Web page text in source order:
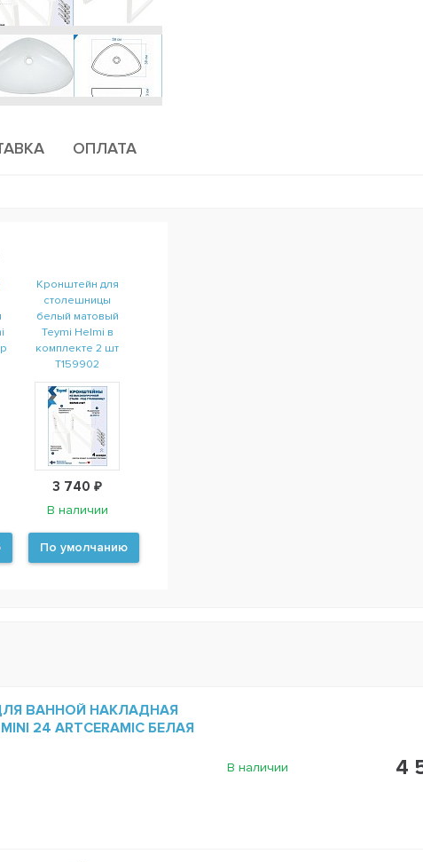
ОПЛАТА
Кронштейн для
столешницы
белый матовый
Teymi Helmi в
комплекте 2 шт
T159902
3 740 ₽
В наличии
По умолчанию
ВАННОЙ НАКЛАДНАЯ
MINI 24 ARTCERAMIC БЕЛАЯ
В наличии 4